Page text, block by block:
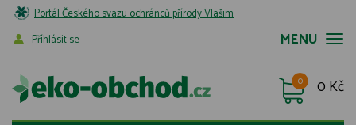
Portál Českého svazu ochránců přírody Vlašim
MENU
Příhlásit se
0 Kč
0